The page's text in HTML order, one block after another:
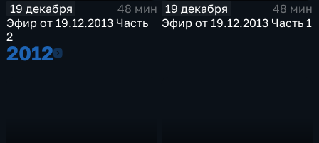
19 декабря
48 мин
Эфир от 19.12.2013 Часть
2
19 декабря
48 мин
Эфир от 19.12.2013 Часть 1
20122012